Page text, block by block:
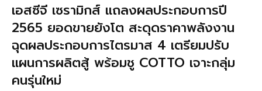
เอสซีจี เซรามิกส์ แถลงผลประกอบการปี
2565 ยอดขายยังโต สะดุดราคาพลังงาน
ฉุดผลประกอบการไตรมาส 4 เตรียมปรับ
แผนการผลิตสู้ พร้อมชู COTTO เจาะกลุ่ม
คนรุ่นใหม่